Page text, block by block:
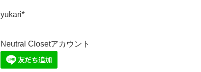
yukari*
Neutral Closetアカウント